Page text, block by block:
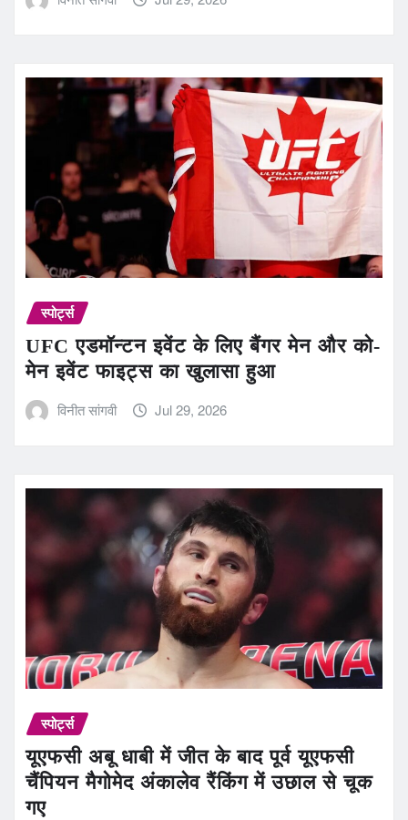
स्पोर्ट्स
UFC एडमॉन्टन इवेंट के लिए बैंगर मेन और को-
मेन इवेंट फाइट्स का खुलासा हुआ
विनीत सांगवी Jul 29, 2026
स्पोर्ट्स
यूएफसी अबू धाबी में जीत के बाद पूर्व यूएफसी
चैंपियन मैगोमेद अंकालेव रैंकिंग में उछाल से चूक
गए